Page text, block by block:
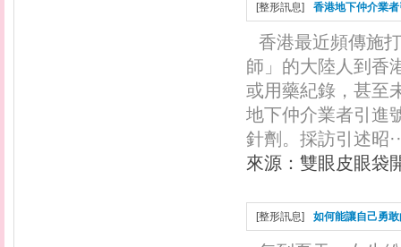
[整形訊息] 香港地下仲介業
香港最近頻傳施
師」的大陸人到香
或用藥紀錄，甚至
地下仲介業者引進
針劑。採訪引述昭
來源： 雙眼皮眼袋
[整形訊息] 如何能讓自己勇